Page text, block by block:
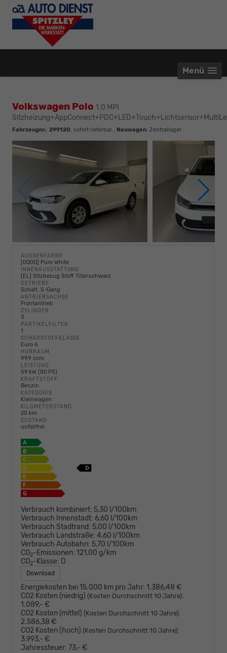
Menü
Volkswagen Polo 1.0 MPI
Fahrzeugnr.: 299120, sofort lieferbar , Neuwagen, Zentrallager
AUSSENFARBE
[0Q0Q] Pure White
INNENAUSSTATTUNG
[EL] Sitzbezug Stoff Titanschwarz
GETRIEBE
Schalt. 5-Gang
ANTRIEBSACHSE
Frontantrieb
ZYLINDER
3
PARTIKELFILTER
1
SCHADSTOFFKLASSE
Euro 6
HUBRAUM
999 ccm
LEISTUNG
59 kW (80 PS)
KRAFTSTOFF
Benzin
KATEGORIE
Kleinwagen
KILOMETERSTAND
20 km
ZUSTAND
unfallfrei
Verbrauch kombiniert: 5,30 l/100km
Verbrauch Innenstadt: 6,60 l/100km
Verbrauch Stadtrand: 5,00 l/100km
Verbrauch Landstraße: 4,60 l/100km
Verbrauch Autobahn: 5,70 l/100km
CO2-Emissionen: 121,00 g/km
CO2-Klasse: D
Download
Energiekosten bei 15.000 km pro Jahr: 1.386,48 €
CO2 Kosten (niedrig) (Kosten Durchschnitt 10 Jahre):
1.089,- €
CO2 Kosten (mittel) (Kosten Durchschnitt 10 Jahre):
2.586,38 €
CO2 Kosten (hoch) (Kosten Durchschnitt 10 Jahre):
3.993,- €
Jahressteuer: 73,- €